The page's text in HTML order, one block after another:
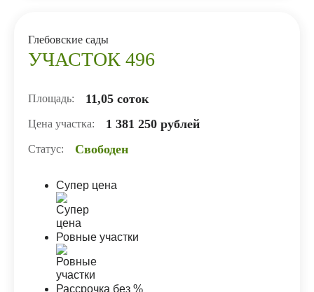
Глебовские сады
УЧАСТОК 496
Площадь: 11,05 соток
Цена участка: 1 381 250 рублей
Статус: Свободен
Супер цена
Ровные участки
Рассрочка без %